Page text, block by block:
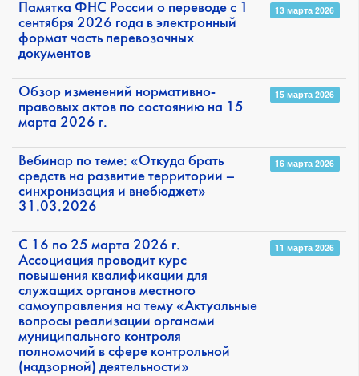
Памятка ФНС России о переводе с 1
сентября 2026 года в электронный
формат часть перевозочных
документов
13 марта 2026
Обзор изменений нормативно-
правовых актов по состоянию на 15
марта 2026 г.
15 марта 2026
Вебинар по теме: «Откуда брать
средств на развитие территории –
синхронизация и внебюджет»
31.03.2026
16 марта 2026
С 16 по 25 марта 2026 г.
Ассоциация проводит курс
повышения квалификации для
служащих органов местного
самоуправления на тему «Актуальные
вопросы реализации органами
муниципального контроля
полномочий в сфере контрольной
(надзорной) деятельности»
11 марта 2026